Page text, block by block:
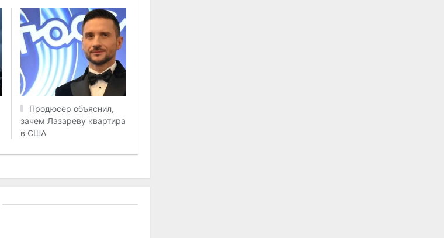
Продюсер объяснил,
зачем Лазареву квартира
в США